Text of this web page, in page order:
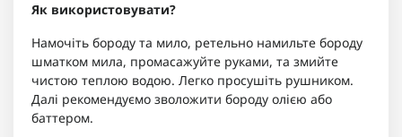
Як використовувати?
Намочіть бороду та мило, ретельно намильте бороду
шматком мила, промасажуйте руками, та змийте
чистою теплою водою. Легко просушіть рушником.
Далі рекомендуємо зволожити бороду олією або
баттером.